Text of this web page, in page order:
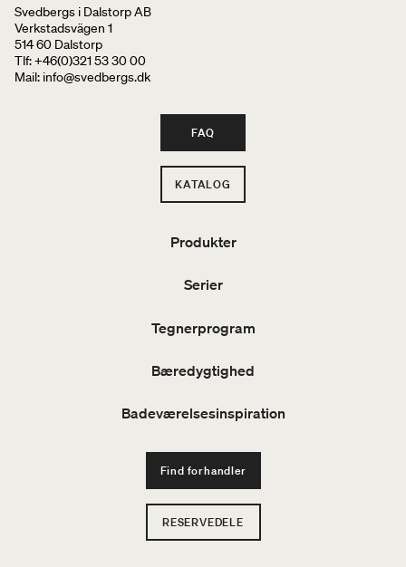
Svedbergs i Dalstorp AB
Verkstadsvägen 1
514 60 Dalstorp
Tlf: +46(0)321 53 30 00
Mail: info@svedbergs.dk
FAQ
KATALOG
Produkter
Serier
Tegnerprogram
Bæredygtighed
Badeværelsesinspiration
Find forhandler
RESERVEDELE